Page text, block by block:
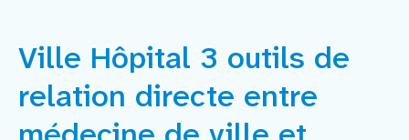
Vous êtes professionnels
Nous rejoindre
Ville Hôpital 3 outils de
relation directe entre